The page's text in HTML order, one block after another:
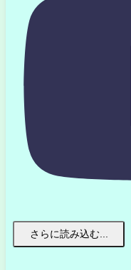
さらに読み込む...